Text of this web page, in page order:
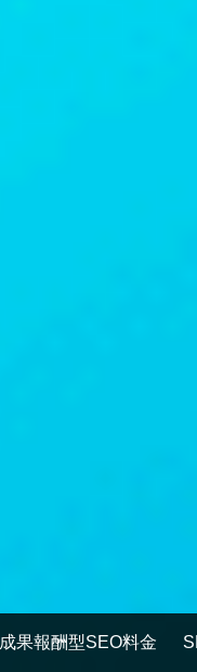
成果報酬型SEO料金